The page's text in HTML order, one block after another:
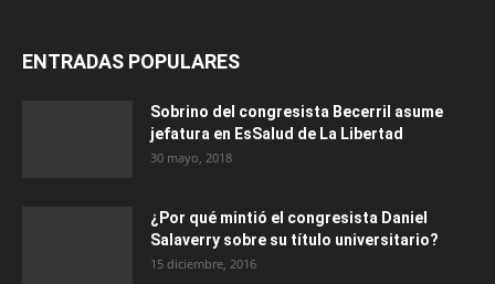
ENTRADAS POPULARES
Sobrino del congresista Becerril asume
jefatura en EsSalud de La Libertad
30 mayo, 2018
¿Por qué mintió el congresista Daniel
Salaverry sobre su título universitario?
15 diciembre, 2016